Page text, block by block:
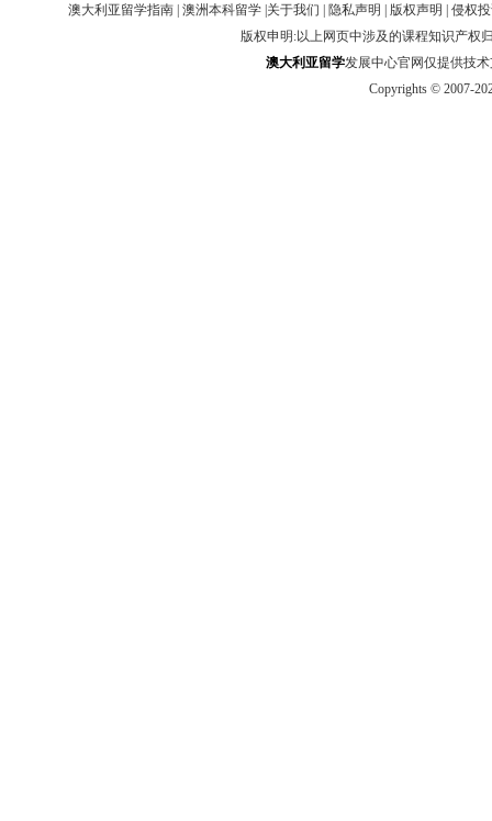
澳大利亚留学指南 | 澳洲本科留学 |关于我们 | 隐私声明 | 版权声明 | 侵权
版权申明:以上网页中涉及的课程知识产权
澳大利亚留学发展中心官网仅提供技术
Copyrights © 2007-